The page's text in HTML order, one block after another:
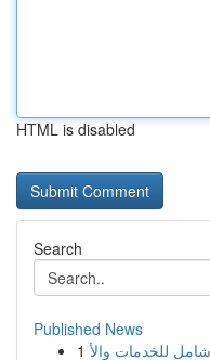
HTML is disabled
Search
Published News
1